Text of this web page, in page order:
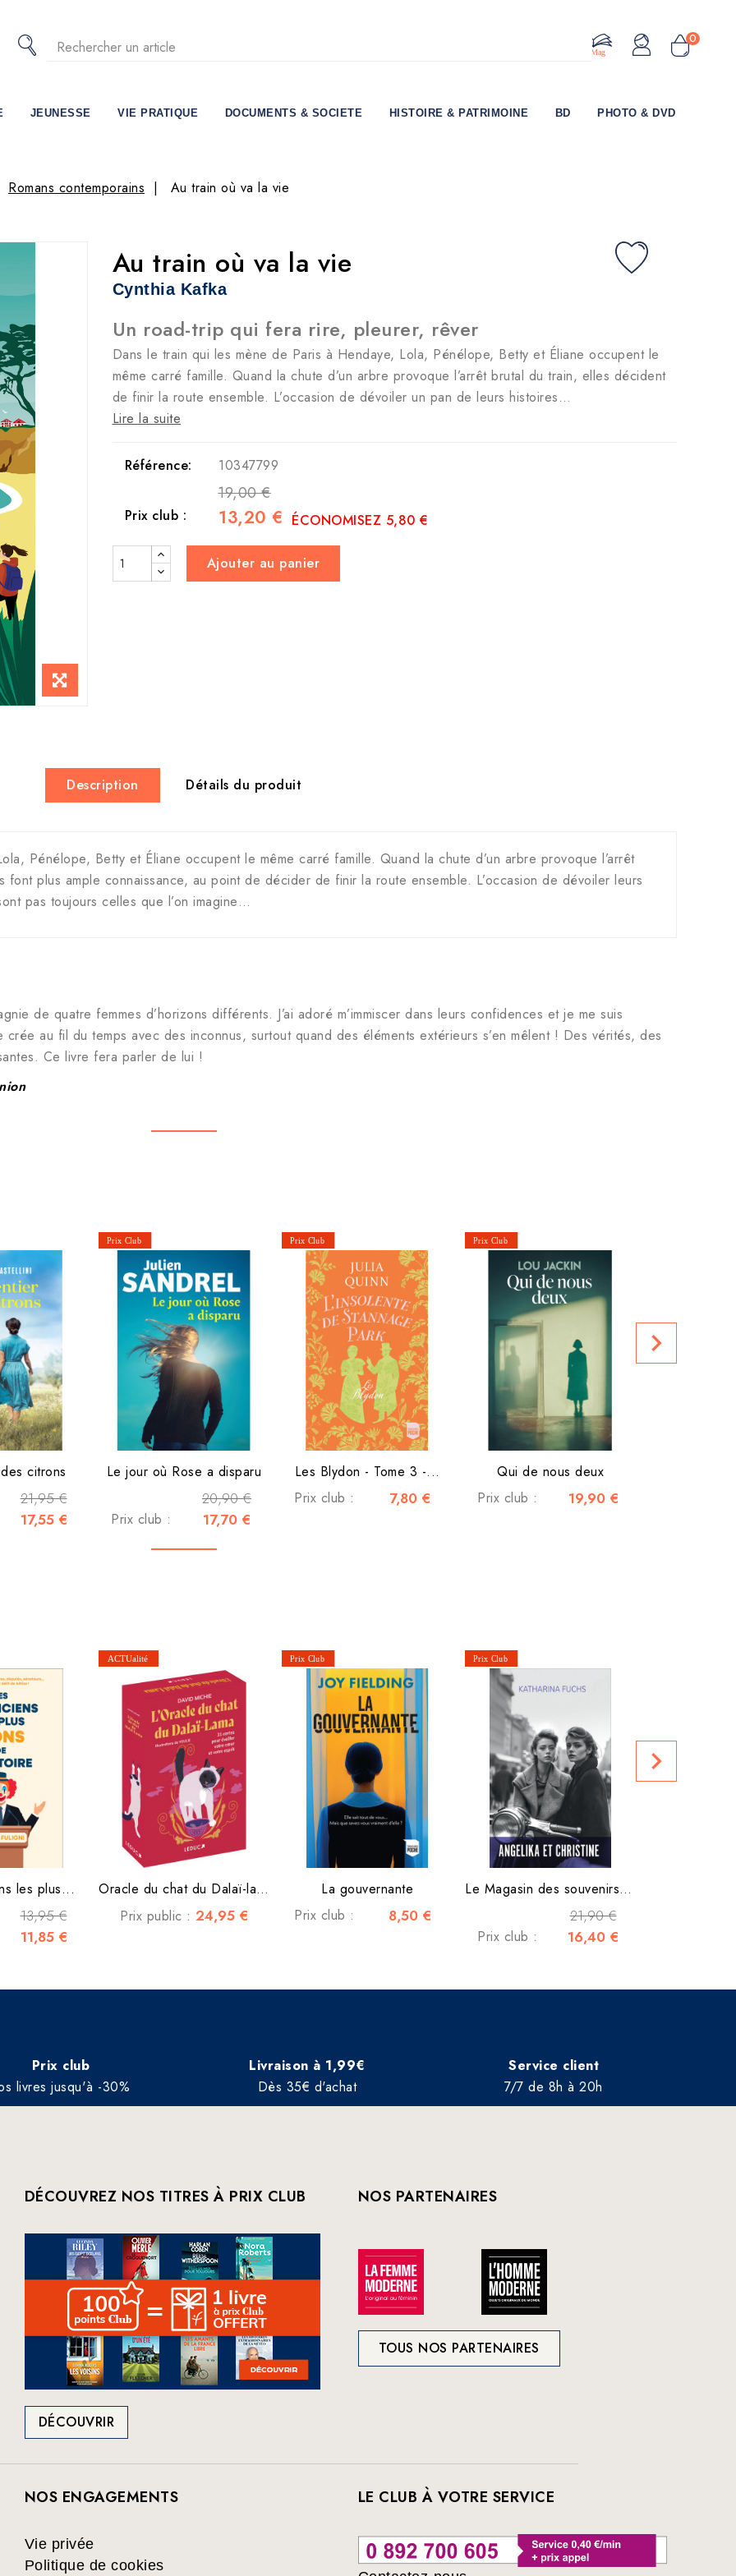
0
Le Mag
JEUNESSE VIE PRATIQUE DOCUMENTS & SOCIETE HISTOIRE & PATRIMOINE BD PHOTO & DVD
Romans contemporains Au train où va la vie
Au train où va la vie
Cynthia Kafka
Un road-trip qui fera rire, pleurer, rêver
Dans le train qui les mène de Paris à Hendaye, Lola, Pénélope, Betty et Éliane occupent le
même carré famille. Quand la chute d’un arbre provoque l’arrêt brutal du train, elles décident
de finir la route ensemble. L’occasion de dévoiler un pan de leurs histoires…
Lire la suite
Référence: 10347799
19,00 €
Prix club : 13,20 € ÉCONOMISEZ 5,80 €
Ajouter au panier
Description Détails du produit
Pénélope, Betty et Éliane occupent le même carré famille. Quand la chute d’un arbre provoque l’arrêt
plus ample connaissance, au point de décider de finir la route ensemble. L’occasion de dévoiler leurs
pas toujours celles que l’on imagine…
de quatre femmes d’horizons différents. J’ai adoré m’immiscer dans leurs confidences et je me suis
au fil du temps avec des inconnus, surtout quand des éléments extérieurs s’en mêlent ! Des vérités, des
Ce livre fera parler de lui !
citrons
21,95 €
17,55 €
Le jour où Rose a disparu
20,90 €
Prix club : 17,70 €
Les Blydon - Tome 3 -...
Prix club :
7,80 €
Qui de nous deux
Prix club :
19,90 €
Prix club :
navigate_next
les plus...
13,95 €
11,85 €
Oracle du chat du Dalaï-lama
Prix public : 24,95 €
La gouvernante
Prix club :
8,50 €
Le Magasin des souvenirs -...
21,90 €
Prix club : 16,40 €
Prix
navigate_next
Prix club
livres jusqu'à -30%
Livraison à 1,99€
Dès 35€ d'achat
Service client
7/7 de 8h à 20h
DÉCOUVREZ NOS TITRES À PRIX CLUB
DÉCOUVRIR
NOS PARTENAIRES
TOUS NOS PARTENAIRES
NOS ENGAGEMENTS
Vie privée
Politique de cookies
LE CLUB À VOTRE SERVICE